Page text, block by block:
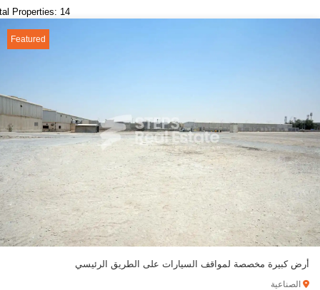
Properties: 14
Featured
أرض كبيرة مخصصة لمواقف السيارات على الطريق الرئيسي
الصناعية